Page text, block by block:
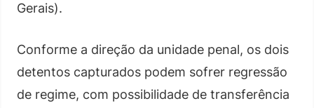
Gerais).
Conforme a direção da unidade penal, os dois
detentos capturados podem sofrer regressão
de regime, com possibilidade de transferência